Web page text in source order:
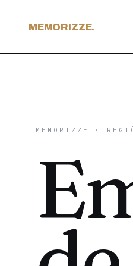
MEMORIZZE.
MEMORIZZE ·